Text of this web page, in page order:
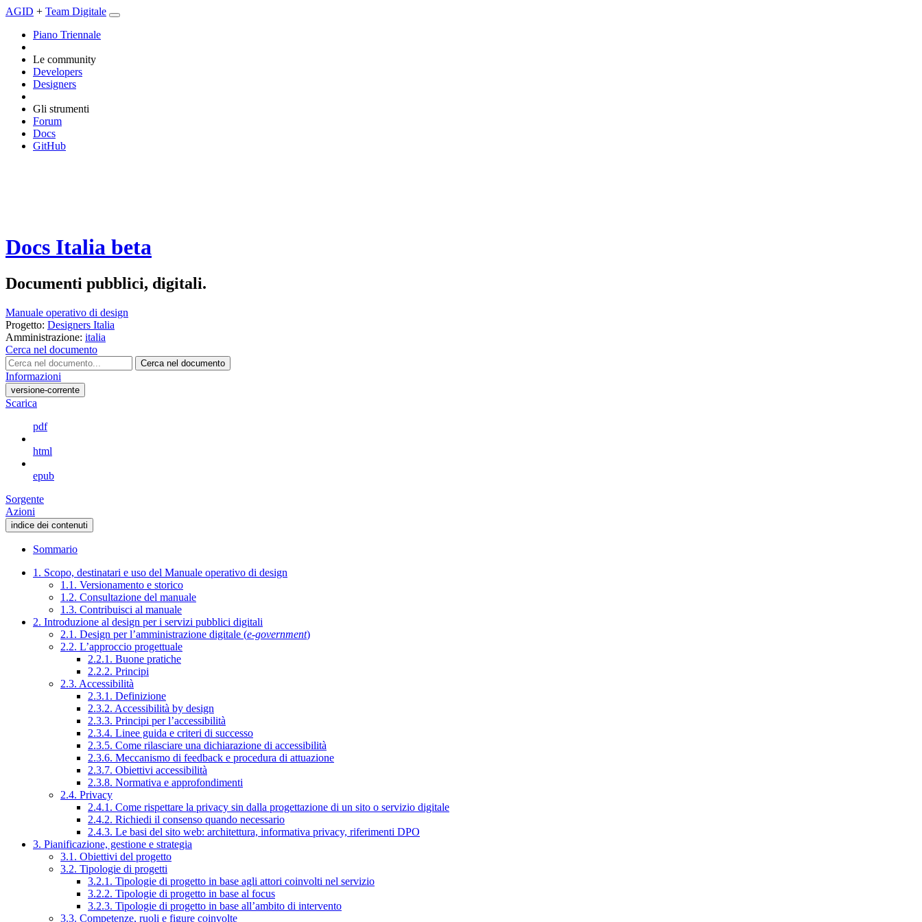
AGID + Team Digitale
Piano Triennale
Le community
Developers
Designers
Gli strumenti
Forum
Docs
GitHub
Docs Italia beta
Documenti pubblici, digitali.
Manuale operativo di design
Progetto: Designers Italia
Amministrazione: italia
Cerca nel documento
Cerca nel documento
Informazioni
versione-corrente
Scarica
pdf
html
epub
Sorgente
Azioni
indice dei contenuti
Sommario
1. Scopo, destinatari e uso del Manuale operativo di design
1.1. Versionamento e storico
1.2. Consultazione del manuale
1.3. Contribuisci al manuale
2. Introduzione al design per i servizi pubblici digitali
2.1. Design per l’amministrazione digitale (e-government)
2.2. L’approccio progettuale
2.2.1. Buone pratiche
2.2.2. Principi
2.3. Accessibilità
2.3.1. Definizione
2.3.2. Accessibilità by design
2.3.3. Principi per l’accessibilità
2.3.4. Linee guida e criteri di successo
2.3.5. Come rilasciare una dichiarazione di accessibilità
2.3.6. Meccanismo di feedback e procedura di attuazione
2.3.7. Obiettivi accessibilità
2.3.8. Normativa e approfondimenti
2.4. Privacy
2.4.1. Come rispettare la privacy sin dalla progettazione di un sito o servizio digitale
2.4.2. Richiedi il consenso quando necessario
2.4.3. Le basi del sito web: architettura, informativa privacy, riferimenti DPO
3. Pianificazione, gestione e strategia
3.1. Obiettivi del progetto
3.2. Tipologie di progetti
3.2.1. Tipologie di progetto in base agli attori coinvolti nel servizio
3.2.2. Tipologie di progetto in base al focus
3.2.3. Tipologie di progetto in base all’ambito di intervento
3.3. Competenze, ruoli e figure coinvolte